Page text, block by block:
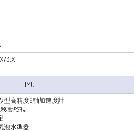
3.X
IMU
型高精度6軸加速度計
移動監視
泡水準器